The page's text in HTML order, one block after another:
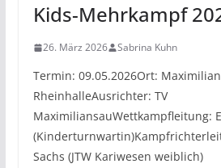
Kids-Mehrkampf
26. März 2026 Sabrina Kuhn
Termin: 09.05.2026Ort:
RheinhalleAusrichter: TV
MaximiliansauWettkampfleitung:
Sachs (JTW Kariwesen weiblich)